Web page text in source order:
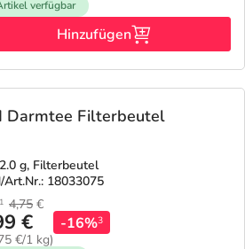
verfügbar
Hinzufügen
Darmtee Filterbeutel
g, Filterbeutel
Art.Nr.: 18033075
1 4,75 €
€
€/1 kg)
-16%3